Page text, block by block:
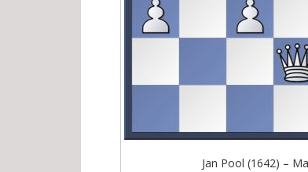
Jan Pool (1642) –